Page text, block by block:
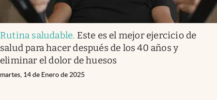
Rutina saludable. Este es el mejor ejercicio de
salud para hacer después de los 40 años y
eliminar el dolor de huesos
martes, 14 de Enero de 2025